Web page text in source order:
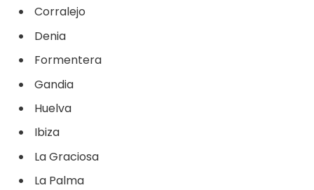
Corralejo
Denia
Formentera
Gandia
Huelva
Ibiza
La Graciosa
La Palma